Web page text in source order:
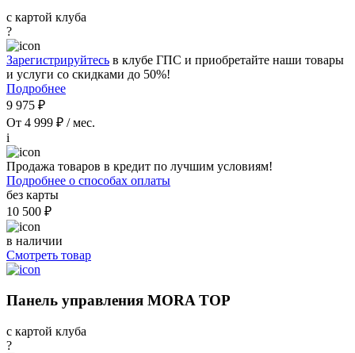
с картой клуба
?
Зарегистрируйтесь в клубе ГПС и приобретайте наши товары
и услуги со скидками до 50%!
Подробнее
9 975 ₽
От 4 999 ₽ / мес.
i
Продажа товаров в кредит по лучшим условиям!
Подробнее о способах оплаты
без карты
10 500 ₽
в наличии
Смотреть товар
Панель управления MORA TOP
с картой клуба
?